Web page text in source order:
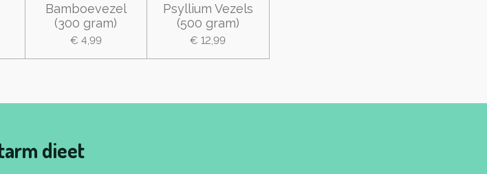
Bamboevezel
(300 gram)
€ 4,99
Psyllium Vezels
(500 gram)
€ 12,99
dieet